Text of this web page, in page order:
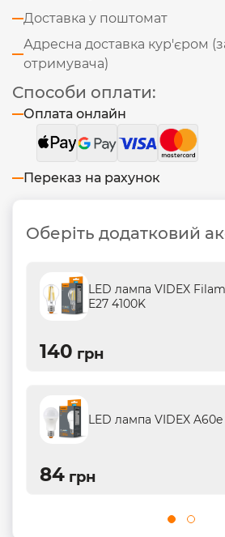
Доставка у поштомат
Адресна доставка кур'єром
отримувача)
Способи оплати:
Оплата онлайн
Переказ на рахунок
Оберіть додатковий
LED лампа VIDEX
E27 4100K
140 грн
LED
84 грн